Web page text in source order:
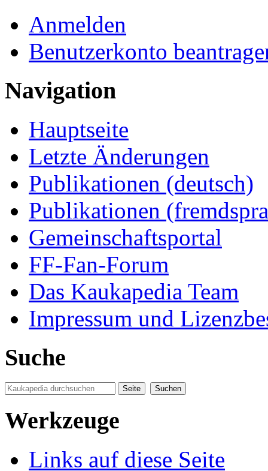
Anmelden
Benutzerkonto
Navigation
Hauptseite
Letzte Änderungen
Publikationen (deutsch)
Publikationen
Gemeinschaftsportal
FF-Fan-Forum
Das Kaukapedia Team
Impressum und
Suche
Werkzeuge
Links auf diese Seite